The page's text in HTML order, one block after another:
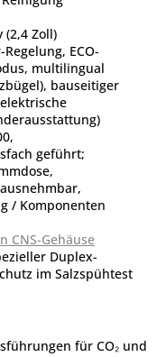
(2,4 Zoll)
ECO-
multilingual
bauseitiger
geführt;
/ Komponenten
CNS-Gehäuse
Duplex-
im Salzspühtest
für CO₂ und